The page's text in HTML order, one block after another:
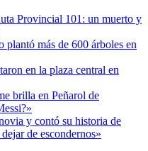
Provincial 101: un muerto y
más de 600 árboles en
en la plaza central en
brilla en Peñarol de
y contó su historia de
de escondernos»